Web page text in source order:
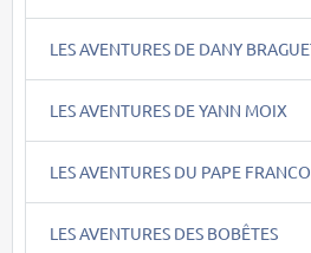
LES AVENTURES DE DANY
LES AVENTURES DE YANN MOIX
LES AVENTURES DU PAPE
LES AVENTURES DES BOBÊTES